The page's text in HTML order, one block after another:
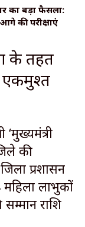
का बड़ा फैसला:
की परीक्षाएं
के तहत
एकमुश्त
‘मुख्यमंत्री
की
प्रशासन
महिला लाभुकों
राशि